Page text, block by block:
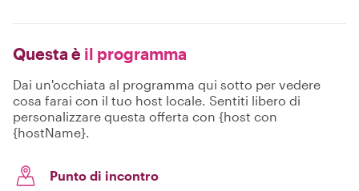
Questa è il programma
Dai un'occhiata al programma qui sotto per vedere
cosa farai con il tuo host locale. Sentiti libero di
personalizzare questa offerta con {host con
{hostName}.
Punto di incontro